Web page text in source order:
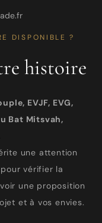
DISPONIBLE ?
histoire
EVJF, EVG,
Bat Mitsvah,
une attention
vérifier la
une proposition
et à vos envies.